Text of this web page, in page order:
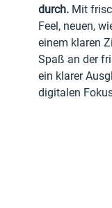
durch. Mit
Feel, neuen,
einem klaren
Spaß an der
ein klarer
digitalen